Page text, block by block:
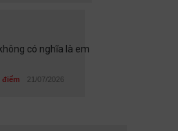
có nghĩa là em
điểm 21/07/2026